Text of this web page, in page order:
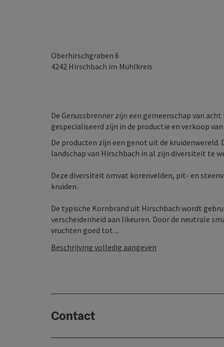
Oberhirschgraben 6
4242 Hirschbach im Mühlkreis
De Genussbrenner zijn een gemeenschap van
gespecialiseerd zijn in de productie en verkoop
De producten zijn een genot uit de
landschap van Hirschbach in al zijn diversiteit te
Deze diversiteit omvat korenvelden, pit- en
kruiden.
De typische Kornbrand uit Hirschbach wordt
verscheidenheid aan likeuren. Door de neutrale
vruchten goed tot ...
Beschrijving volledig aangeven
Contact